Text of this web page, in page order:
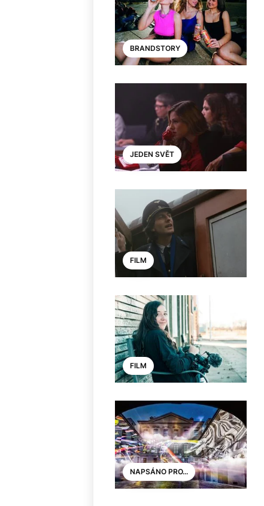
BRANDSTORY
JEDEN SVĚT
FILM
FILM
NAPSÁNO PRO...